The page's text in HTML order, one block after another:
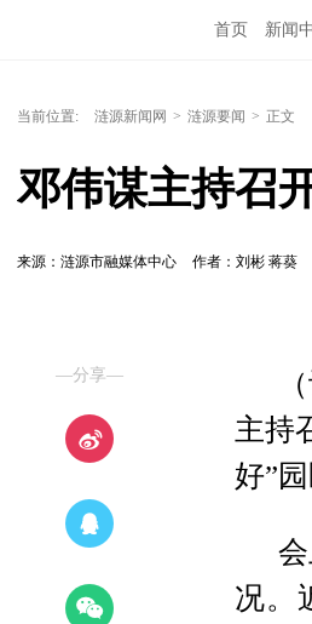
首页 新闻
当前位置: 涟源新闻网 > 涟源要闻 > 正文
邓伟谋主持召
来源：涟源市融媒体中心 作者：刘彬 蒋葵
—分享—
主持
好”
况。